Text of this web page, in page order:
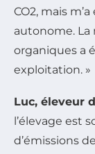
CO2, mais
autonome.
organiques a
exploitation. »
Luc, éleveur
l’élevage est
d’émissions